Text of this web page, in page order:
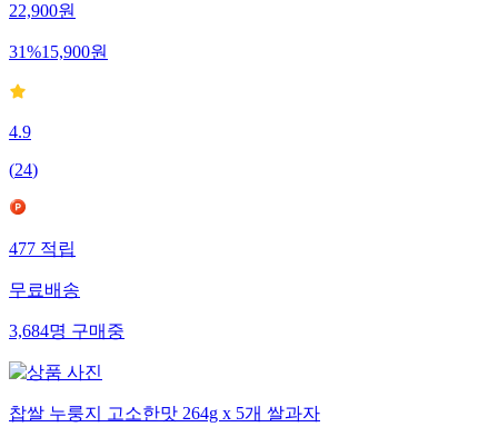
22,900원
31%15,900원
4.9
(24)
477 적립
무료배송
3,684명 구매중
찹쌀 누룽지 고소한맛 264g x 5개 쌀과자